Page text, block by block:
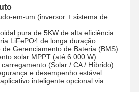
de energia
em-um (inversor + sistema de
pura de 5KW de alta eficiência
LiFePO4 de longa duração
Gerenciamento de Bateria (BMS)
solar MPPT (até 6.000 W)
(Solar / CA / Híbrido)
e desempenho estável
inteligente opcional via